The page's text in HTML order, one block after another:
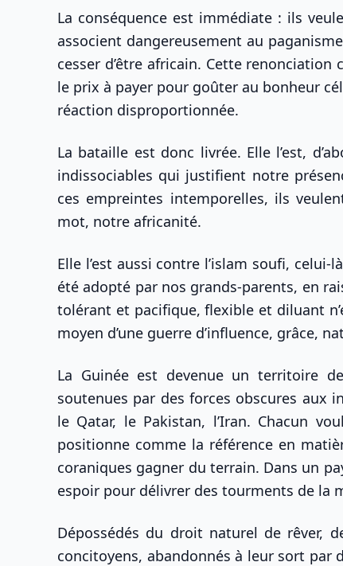
La conséquence est immédiate : ils
associent dangereusement au
cesser d’être africain. Cette
le prix à payer pour goûter au bonheur
réaction disproportionnée.
La bataille est donc livrée. Elle l’est,
indissociables qui justifient notre
ces empreintes intemporelles, ils
mot, notre africanité.
Elle l’est aussi contre l’islam soufi,
été adopté par nos grands-parents, en
tolérant et pacifique, flexible et diluant
moyen d’une guerre d’influence, grâce,
La Guinée est devenue un territoire
soutenues par des forces obscures aux
le Qatar, le Pakistan, l’Iran. Chacun
positionne comme la référence en
coraniques gagner du terrain. Dans un
espoir pour délivrer des tourments de la
Dépossédés du droit naturel de rêver,
concitoyens, abandonnés à leur sort